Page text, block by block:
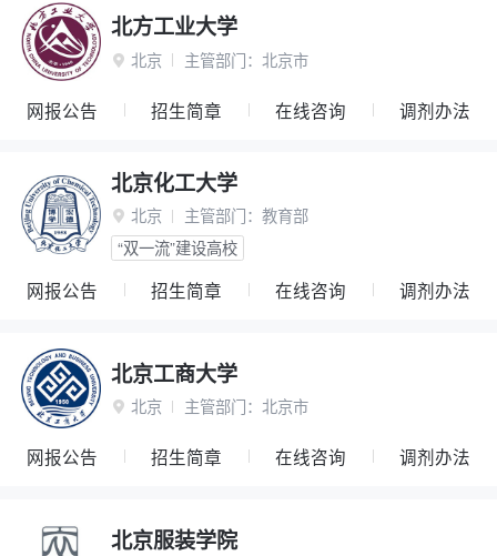
北方工业大学
 北京 主管部门： 北京市
网报公告 招生简章 在线咨询 调剂办法
北京化工大学
 北京 主管部门： 教育部
“双一流”建设高校
网报公告 招生简章 在线咨询 调剂办法
北京工商大学
 北京 主管部门： 北京市
网报公告 招生简章 在线咨询 调剂办法
北京服装学院